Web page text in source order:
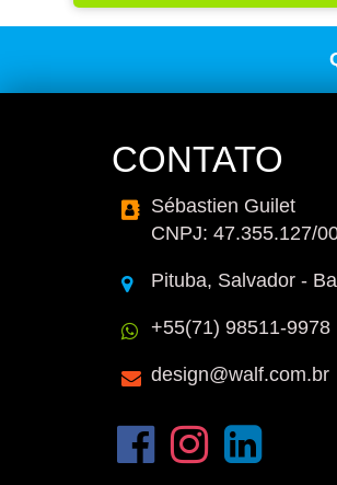
CONTATO
Sébastien Guilet
CNPJ: 47.355.127/
Pituba, Salvador -
+55(71) 98511-9978
design@walf.com.br